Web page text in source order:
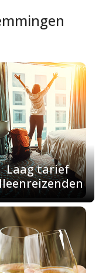
Laag tarief